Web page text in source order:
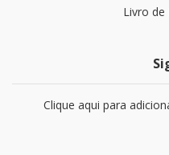
Livro de
Clique aqui para